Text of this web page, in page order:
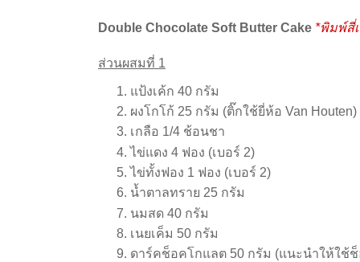
Double Chocolate Soft Butter Cake *พิมพ์สี่
ส่วนผสมที่ 1
แป้งเค้ก 40 กรัม
ผงโกโก้ 25 กรัม (ติ๊กใช้ยี่ห้อ Van Houten)
เกลือ 1/4 ช้อนชา
ไข่แดง 4 ฟอง (เบอร์ 2)
ไข่ทั้งฟอง 1 ฟอง (เบอร์ 2)
น้ำตาลทราย 25 กรัม
นมสด 40 กรัม
เนยเค็ม 50 กรัม
ดาร์คช็อคโกแลต 50 กรัม (แนะนำให้ใช้